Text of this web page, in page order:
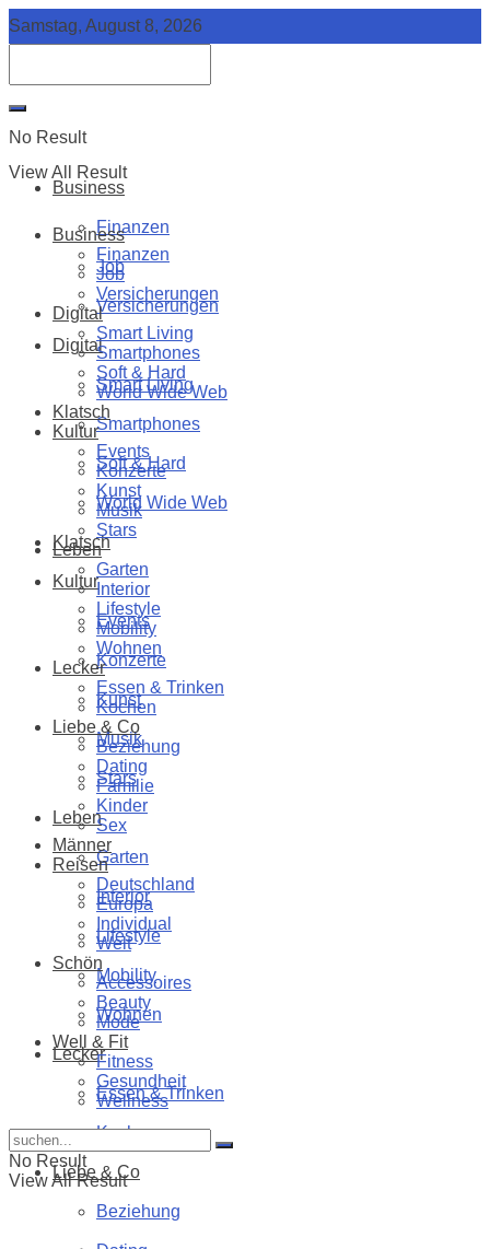
Samstag, August 8, 2026
No Result
View All Result
Business
Finanzen
Job
Versicherungen
Digital
Smart Living
Smartphones
Soft & Hard
World Wide Web
Klatsch
Kultur
Events
Konzerte
Kunst
Musik
Stars
Leben
Garten
Interior
Lifestyle
Mobility
Wohnen
Lecker
Essen & Trinken
Kochen
Liebe & Co
Beziehung
Business
Finanzen
Job
Versicherungen
Digital
Smart Living
Smartphones
Soft & Hard
World Wide Web
Klatsch
Kultur
Events
Konzerte
Kunst
Musik
Stars
Leben
Garten
Interior
Lifestyle
Mobility
Wohnen
Lecker
Essen & Trinken
Kochen
Liebe & Co
Beziehung
Dating
Familie
Kinder
Sex
Männer
Reisen
Deutschland
Europa
Individual
Welt
Schön
Accessoires
Beauty
Mode
Well & Fit
Fitness
Gesundheit
Wellness
No Result
View All Result